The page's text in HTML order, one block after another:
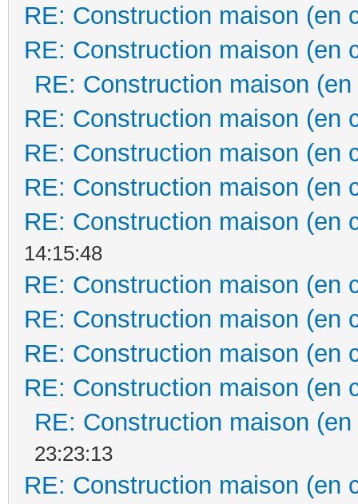
RE: Construction maison (en
RE: Construction maison (en
RE: Construction maison
RE: Construction maison (en
RE: Construction maison (en
RE: Construction maison (en
RE: Construction maison (en
14:15:48
RE: Construction maison (en
RE: Construction maison (en
RE: Construction maison (en
RE: Construction maison (en
RE: Construction maison
23:23:13
RE: Construction maison (en